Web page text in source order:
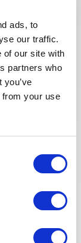
ads, to
our traffic.
of our site with
partners who
from your use
les
Nous
notre
le site
de